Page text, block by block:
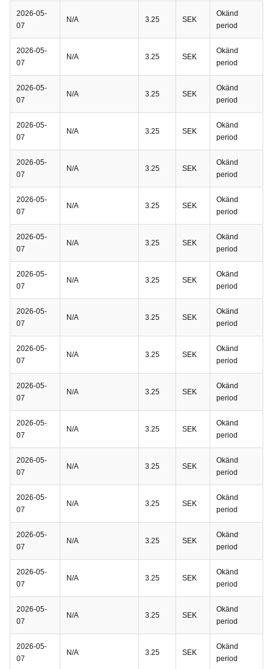
2026-05-
07
N/A 3.25 SEK
Okänd
period
2026-05-
07
N/A 3.25 SEK
Okänd
period
2026-05-
07
N/A 3.25 SEK
Okänd
period
2026-05-
07
N/A 3.25 SEK
Okänd
period
2026-05-
07
N/A 3.25 SEK
Okänd
period
2026-05-
07
N/A 3.25 SEK
Okänd
period
2026-05-
07
N/A 3.25 SEK
Okänd
period
2026-05-
07
N/A 3.25 SEK
Okänd
period
2026-05-
07
N/A 3.25 SEK
Okänd
period
2026-05-
07
N/A 3.25 SEK
Okänd
period
2026-05-
07
N/A 3.25 SEK
Okänd
period
2026-05-
07
N/A 3.25 SEK
Okänd
period
2026-05-
07
N/A 3.25 SEK
Okänd
period
2026-05-
07
N/A 3.25 SEK
Okänd
period
2026-05-
07
N/A 3.25 SEK
Okänd
period
2026-05-
07
N/A 3.25 SEK
Okänd
period
2026-05-
07
N/A 3.25 SEK
Okänd
period
2026-05-
07
N/A 3.25 SEK
Okänd
period